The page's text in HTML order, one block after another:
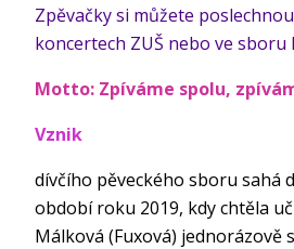
Zpěvačky si můžete
koncertech ZUŠ nebo ve sboru
Motto: Zpíváme spolu,
Vznik
dívčího pěveckého sboru sahá
období roku 2019, kdy chtěla
Málková (Fuxová) jednorázově